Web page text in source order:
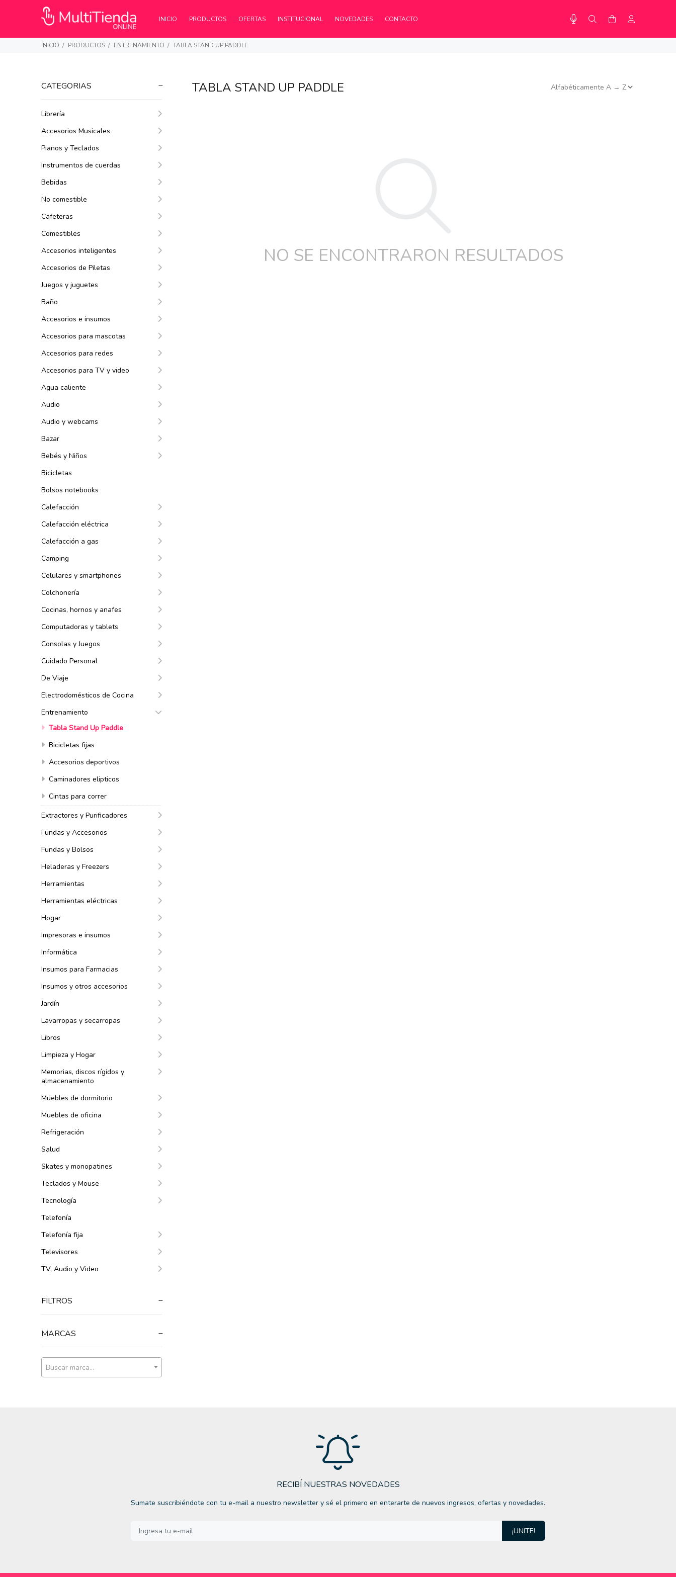
INICIO PRODUCTOS OFERTAS INSTITUCIONAL NOVEDADES CONTACTO
INICIO PRODUCTOS ENTRENAMIENTO TABLA STAND UP PADDLE
CATEGORIAS
Librería
Accesorios Musicales
Pianos y Teclados
Instrumentos de cuerdas
Bebidas
No comestible
Cafeteras
Comestibles
Accesorios inteligentes
Accesorios de Piletas
Juegos y juguetes
Baño
Accesorios e insumos
Accesorios para mascotas
Accesorios para redes
Accesorios para TV y video
Agua caliente
Audio
Audio y webcams
Bazar
Bebés y Niños
Bicicletas
Bolsos notebooks
Calefacción
Calefacción eléctrica
Calefacción a gas
Camping
Celulares y smartphones
Colchonería
Cocinas, hornos y anafes
Computadoras y tablets
Consolas y Juegos
Cuidado Personal
De Viaje
Electrodomésticos de Cocina
Entrenamiento
Tabla Stand Up Paddle
Bicicletas fijas
Accesorios deportivos
Caminadores elipticos
Cintas para correr
Extractores y Purificadores
Fundas y Accesorios
Fundas y Bolsos
Heladeras y Freezers
Herramientas
Herramientas eléctricas
Hogar
Impresoras e insumos
Informática
Insumos para Farmacias
Insumos y otros accesorios
Jardín
Lavarropas y secarropas
Libros
Limpieza y Hogar
Memorias, discos rígidos y
almacenamiento
Muebles de dormitorio
Muebles de oficina
Refrigeración
Salud
Skates y monopatines
Teclados y Mouse
Tecnología
Telefonía
Telefonía fija
Televisores
TV, Audio y Video
FILTROS
MARCAS
Buscar marca...
TABLA STAND UP PADDLE
NO SE ENCONTRARON RESULTADOS
RECIBÍ NUESTRAS NOVEDADES
Sumate suscribiéndote con tu e-mail a nuestro newsletter y sé el primero en enterarte de nuevos ingresos, ofertas y novedades.
¡UNITE!